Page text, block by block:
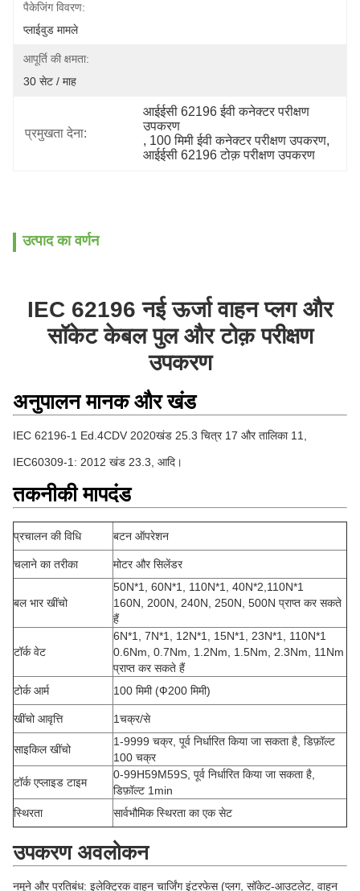
पैकेजिंग विवरण:
प्लाईवुड मामले
आपूर्ति की क्षमता:
30 सेट / माह
प्रमुखता देना:
आईईसी 62196 ईवी कनेक्टर परीक्षण
उपकरण
, 100 मिमी ईवी कनेक्टर परीक्षण उपकरण,
आईईसी 62196 टोक़ परीक्षण उपकरण
उत्पाद का वर्णन
IEC 62196 नई ऊर्जा वाहन प्लग और
सॉकेट केबल पुल और टोक़ परीक्षण
उपकरण
अनुपालन मानक और खंड
IEC 62196-1 Ed.4CDV 2020खंड 25.3 चित्र 17 और तालिका 11,
IEC60309-1: 2012 खंड 23.3, आदि।
तकनीकी मापदंड
प्रचालन की विधि बटन ऑपरेशन
चलाने का तरीका मोटर और सिलेंडर
बल भार खींचो
50N*1, 60N*1, 110N*1, 40N*2,110N*1
160N, 200N, 240N, 250N, 500N प्राप्त कर सकते
हैं
टॉर्क वेट
6N*1, 7N*1, 12N*1, 15N*1, 23N*1, 110N*1
0.6Nm, 0.7Nm, 1.2Nm, 1.5Nm, 2.3Nm, 11Nm
प्राप्त कर सकते हैं
टोर्क आर्म
100 मिमी (Ф200 मिमी)
खींचो आवृत्ति 1चक्र/से
साइकिल खींचो
1-9999 चक्र, पूर्व निर्धारित किया जा सकता है, डिफ़ॉल्ट
100 चक्र
टॉर्क एप्लाइड टाइम
0-99H59M59S, पूर्व निर्धारित किया जा सकता है,
डिफ़ॉल्ट 1min
स्थिरता
सार्वभौमिक स्थिरता का एक सेट
उपकरण अवलोकन
नमूने और प्रतिबंध: इलेक्ट्रिक वाहन चार्जिंग इंटरफेस (प्लग, सॉकेट-आउटलेट, वाहन